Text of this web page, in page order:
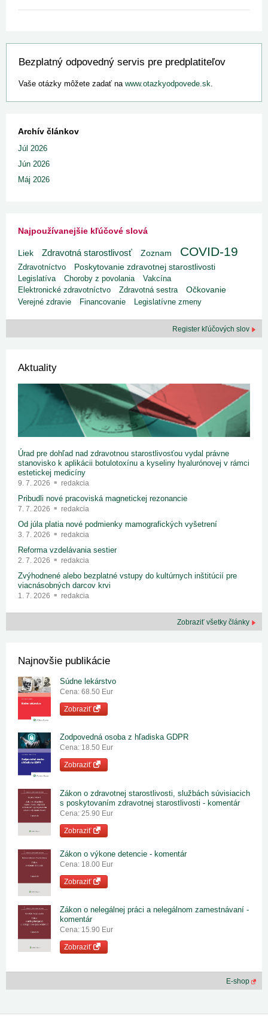
Bezplatný odpovedný servis pre predplatiteľov
Vaše otázky môžete zadať na www.otazkyodpovede.sk.
Archív článkov
Júl 2026
Jún 2026
Máj 2026
Najpoužívanejšie kľúčové slová
Liek Zdravotná starostlivosť Zoznam COVID-19
Zdravotníctvo Poskytovanie zdravotnej starostlivosti
Legislatíva Choroby z povolania
Vakcína
Elektronické zdravotníctvo
Zdravotná sestra
Očkovanie
Verejné zdravie
Financovanie Legislatívne zmeny
Register kľúčových slov
Aktuality
Úrad pre dohľad nad zdravotnou starostlivosťou vydal právne
stanovisko k aplikácii botulotoxínu a kyseliny hyalurónovej v rámci
estetickej medicíny
9. 7. 2026 redakcia
Pribudli nové pracoviská magnetickej rezonancie
7. 7. 2026 redakcia
Od júla platia nové podmienky mamografických vyšetrení
3. 7. 2026 redakcia
Reforma vzdelávania sestier
2. 7. 2026 redakcia
Zvýhodnené alebo bezplatné vstupy do kultúrnych inštitúcií pre
viacnásobných darcov krvi
1. 7. 2026 redakcia
Zobraziť všetky články
Najnovšie publikácie
Súdne lekárstvo
Cena: 68.50 Eur
Zobraziť
Zodpovedná osoba z hľadiska GDPR
Cena: 18.50 Eur
Zobraziť
Zákon o zdravotnej starostlivosti, službách súvisiacich
s poskytovaním zdravotnej starostlivosti - komentár
Cena: 25.90 Eur
Zobraziť
Zákon o výkone detencie - komentár
Cena: 18.00 Eur
Zobraziť
Zákon o nelegálnej práci a nelegálnom zamestnávaní -
komentár
Cena: 15.90 Eur
Zobraziť
E-shop